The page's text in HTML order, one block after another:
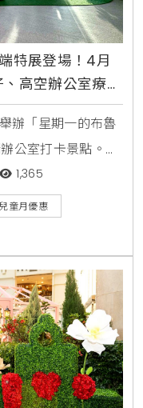
特展登場！4月
高空辦公室療癒
辦「星期一的布魯
公室打卡景點。現
與快閃店。4月兒
費優惠，是親子旅
1,365
童月優惠